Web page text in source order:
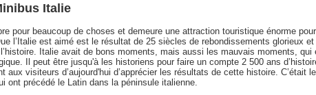
Italie
pour beaucoup de choses et demeure une attraction touristique énorme
l’Italie est aimé est le résultat de 25 siècles de rebondissements glorieux et
Italie avait de bons moments, mais aussi les mauvais moments, qui
Il peut être jusqu'à les historiens pour faire un compte 2 500 ans
aux visiteurs d’aujourd'hui d’apprécier les résultats de cette histoire. C’était
ont précédé le Latin dans la péninsule italienne.